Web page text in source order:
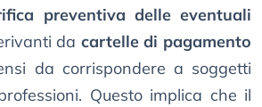
preventiva delle eventuali
da cartelle di pagamento
da corrispondere a soggetti
Questo implica che il